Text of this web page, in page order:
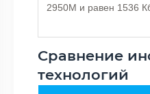
2950M и равен 1536
Сравнение
технологий